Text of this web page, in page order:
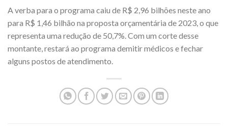
A verba para o programa caiu de R$ 2,96 bilhões neste ano
para R$ 1,46 bilhão na proposta orçamentária de 2023, o que
representa uma redução de 50,7%. Com um corte desse
montante, restará ao programa demitir médicos e fechar
alguns postos de atendimento.